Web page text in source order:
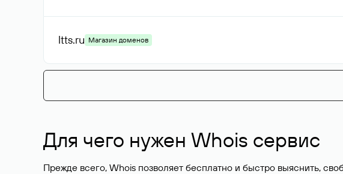
ltts.ru Магазин доменов
Для чего нужен Whois сервис
Прежде всего, Whois позволяет бесплатно и быстро выяснить,